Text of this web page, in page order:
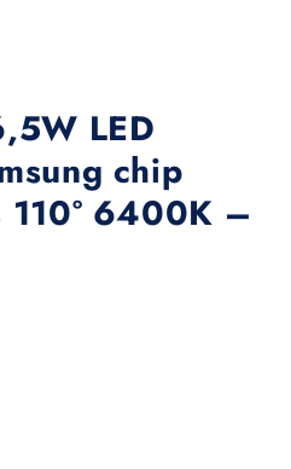
LED
chip
110° 6400K –